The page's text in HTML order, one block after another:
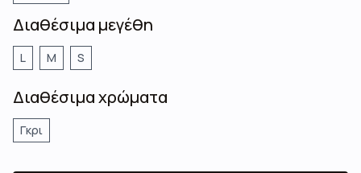
Διαθέσιμα μεγέθη
L M S
Διαθέσιμα χρώματα
Γκρι